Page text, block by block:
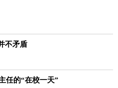
不矛盾
任的“在校一天”